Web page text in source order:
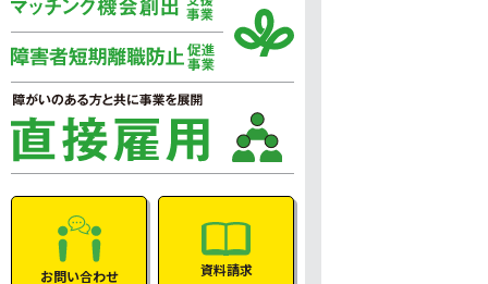
お問い合わせ 資料請求